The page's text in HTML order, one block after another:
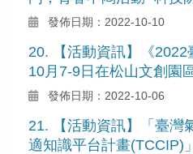
發佈日期：2022-10-10
20. 【活動資訊】《2022
10月7-9日在松山文創園
發佈日期：2022-10-06
21. 【活動資訊】「臺灣
適知識平台計畫(TCCIP)